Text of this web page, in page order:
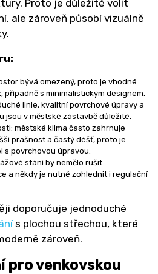
Proto je důležité volit
ale zároveň působí vizuálně
bývá omezený, proto je vhodné
případně s minimalistickým designem.
linie, kvalitní povrchové úpravy a
jsou v městské zástavbě důležité.
městské klima často zahrnuje
prašnost a častý déšť, proto je
s povrchovou úpravou.
stání by nemělo rušit
a někdy je nutné zohlednit i regulační
doporučuje jednoduché
s plochou střechou, které
zároveň.
pro venkovskou